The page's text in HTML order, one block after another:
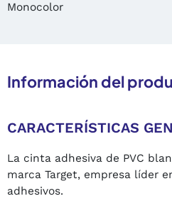
Monocolor
Información del
CARACTERÍSTICAS
La cinta adhesiva de PVC
marca Target, empresa líder
adhesivos.